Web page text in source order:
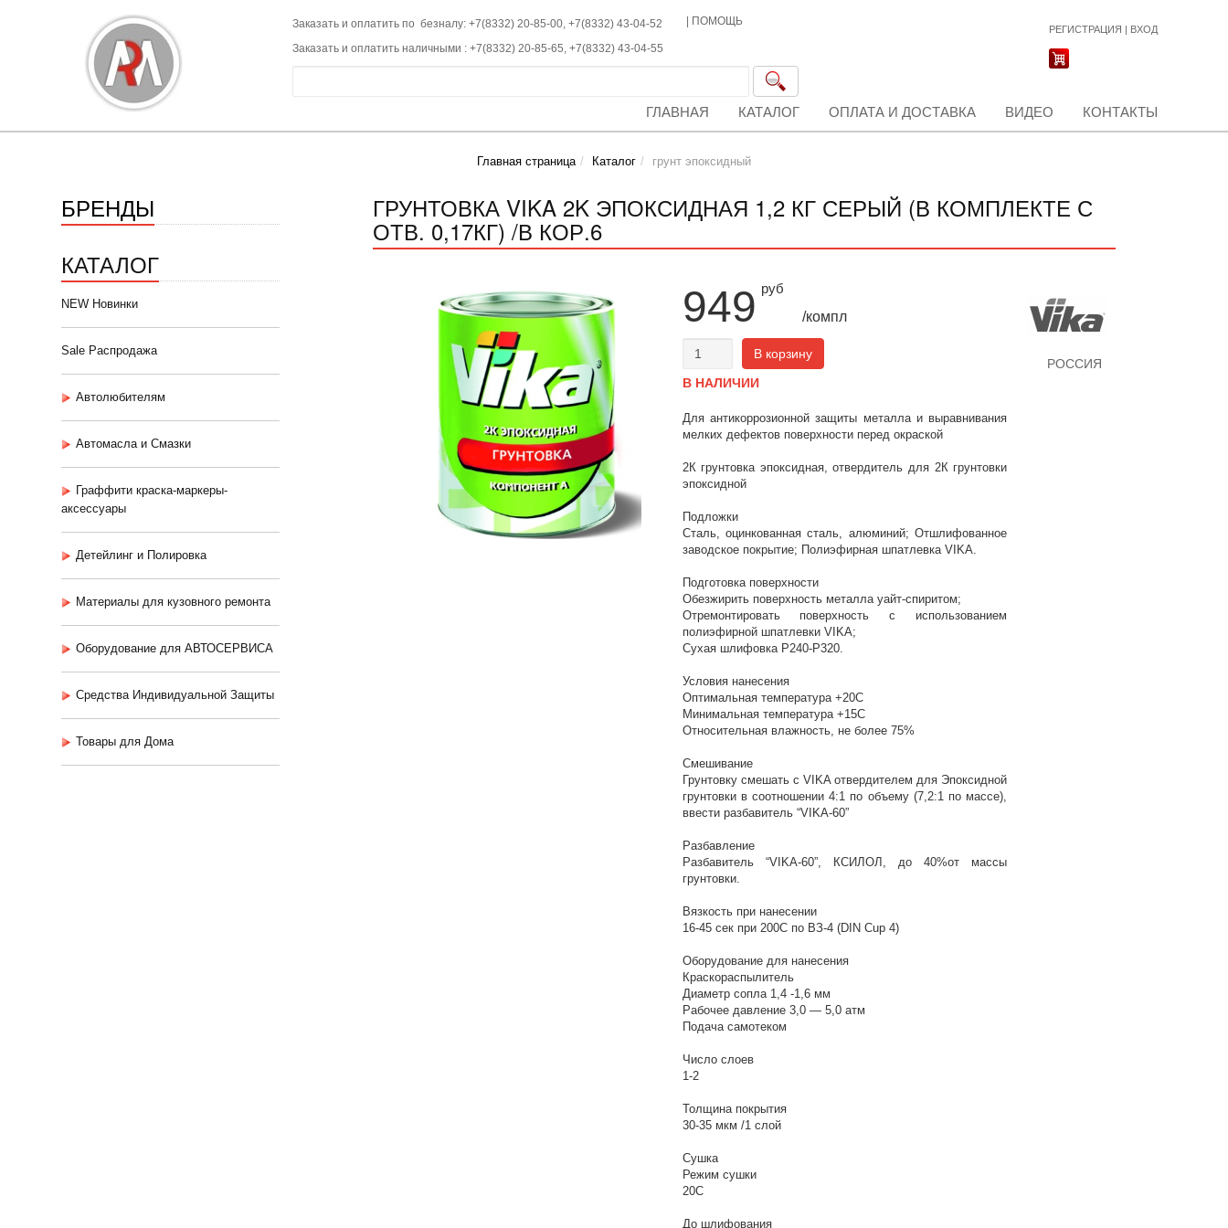
Заказать и оплатить по безналу: +7(8332) 20-85-00, +7(8332) 43-04-52
Заказать и оплатить наличными : +7(8332) 20-85-65, +7(8332) 43-04-55
ПОМОЩЬ
РЕГИСТРАЦИЯ | ВХОД
ГЛАВНАЯ КАТАЛОГ ОПЛАТА И ДОСТАВКА ВИДЕО КОНТАКТЫ
Главная страница Каталог грунт эпоксидный
БРЕНДЫ
КАТАЛОГ
NEW Новинки
Sale Распродажа
Автолюбителям
Автомасла и Смазки
Граффити краска-маркеры-
аксессуары
Детейлинг и Полировка
Материалы для кузовного ремонта
Оборудование для АВТОСЕРВИСА
Средства Индивидуальной Защиты
Товары для Дома
ГРУНТОВКА VIKA 2K ЭПОКСИДНАЯ 1,2 КГ СЕРЫЙ (В КОМПЛЕКТЕ С
ОТВ. 0,17КГ) /В КОР.6
949 руб
/компл
В корзину
В НАЛИЧИИ
Для антикоррозионной защиты металла и выравнивания
мелких дефектов поверхности перед окраской
2К грунтовка эпоксидная, отвердитель для 2К грунтовки
эпоксидной
Подложки
Сталь, оцинкованная сталь, алюминий; Отшлифованное
заводское покрытие; Полиэфирная шпатлевка VIKA.
Подготовка поверхности
Обезжирить поверхность металла уайт-спиритом;
Отремонтировать поверхность с использованием
полиэфирной шпатлевки VIKA;
Сухая шлифовка Р240-Р320.
Условия нанесения
Оптимальная температура +20С
Минимальная температура +15С
Относительная влажность, не более 75%
Смешивание
Грунтовку смешать с VIKA отвердителем для Эпоксидной
грунтовки в соотношении 4:1 по объему (7,2:1 по массе),
ввести разбавитель “VIKA-60”
Разбавление
Разбавитель “VIKA-60”, КСИЛОЛ, до 40%от массы
грунтовки.
Вязкость при нанесении
16-45 сек при 200С по ВЗ-4 (DIN Cup 4)
Оборудование для нанесения
Краскораспылитель
Диаметр сопла 1,4 -1,6 мм
Рабочее давление 3,0 — 5,0 атм
Подача самотеком
Число слоев
1-2
Толщина покрытия
30-35 мкм /1 слой
Сушка
Режим сушки
20С
До шлифования
РОССИЯ